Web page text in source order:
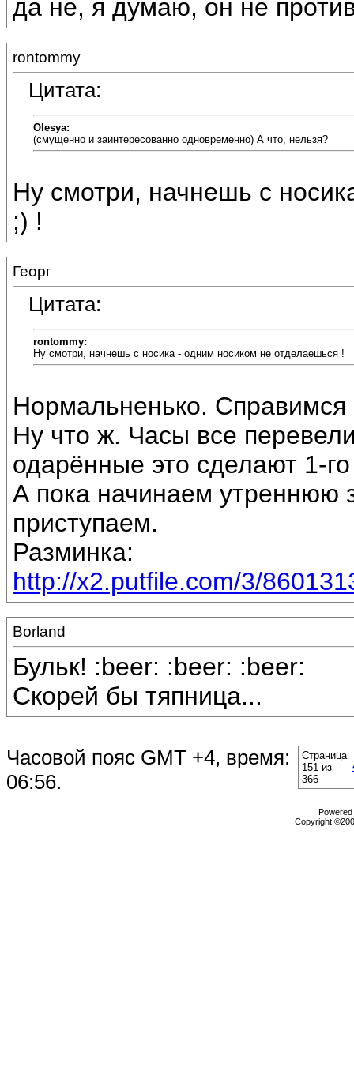
да не, я думаю, он не
rontommy
Цитата:
Olesya:
(смущенно и заинтересованно одновременно) А что, нельзя?
Ну смотри, начнешь с
;) !
Георг
Цитата:
rontommy:
Ну смотри, начнешь с носика - одним носиком не отделаешься !
Нормальненько. Справимся
Ну что ж. Часы все
одарённые это сделают 1-
А пока начинаем утреннюю
приступаем.
Разминка:
http://x2.putfile.com/3/
Borland
Бульк! :beer: :beer: :beer:
Скорей бы тяпница...
Часовой пояс GMT +4, время:
06:56.
Страница
151 из
366
Copyright